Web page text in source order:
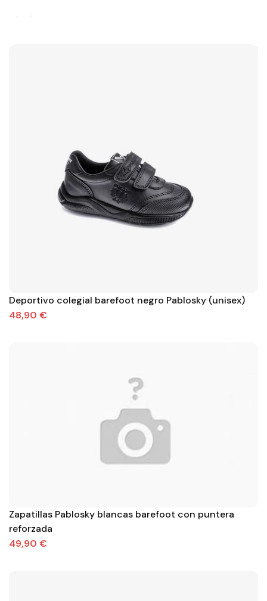
Deportivo colegial barefoot negro Pablosky (unisex)
48,90 €
Zapatillas Pablosky blancas barefoot con puntera
reforzada
49,90 €